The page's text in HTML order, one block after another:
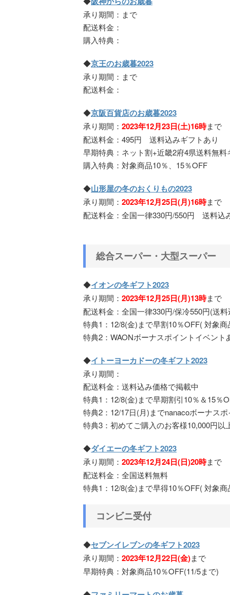
承り期間：まで
配送料金：
購入特典：
◆京王のお歳暮2023
承り期間：まで
配送料金：
◆京阪百貨店のお歳暮2023
承り期間： 2023年12月23日(土)16時まで
配送料金：495円 送料込みギフトあり
早期特典：ネット割+近畿2府4県送料無料
購入特典：対象商品10％、15％OFF
◆山形屋の冬のおくりもの2023
承り期間： 2023年12月25日(月)16時まで
配送料金：全国一律330円/550円 送料込
総合スーパー・大型スーパー
◆イオンの冬ギフト2023
承り期間： 2023年12月25日(月)13時まで
配送料金：全国一律330円/保冷550円(送
特典1：12/8(金)まで早割10％OFF( 対象商
特典2：WAONボーナスポイントイベント
◆イトーヨーカドーの冬ギフト2023
承り期間：
配送料金：送料込み価格で掲載中
特典1：12/8(金)まで早期割引10％＆15％
特典2：12/17日(月)までnanacoボーナス
特典3：初めてご購入のお客様10,000円
◆ダイエーの冬ギフト2023
承り期間： 2023年12月24日(日)20時まで
配送料金：全国送料無料
特典1：12/8(金)まで早得10％OFF( 対象商
コンビニ受付
◆セブンイレブンの冬ギフト2023
承り期間： 2023年12月22日(金)まで
早期特典：対象商品10％OFF(11/5まで)